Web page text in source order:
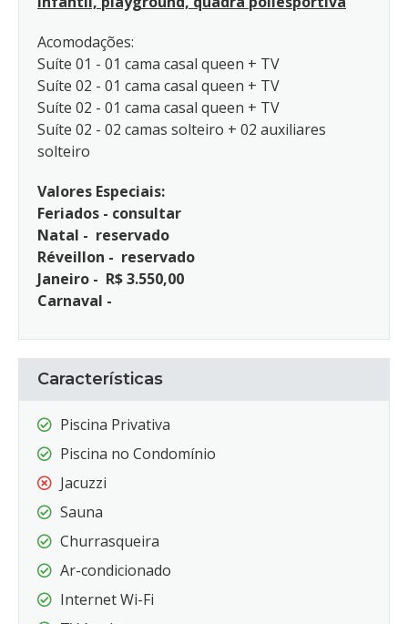
Acomodações:
Suíte 01 - 01 cama casal queen + TV
Suíte 02 - 01 cama casal queen + TV
Suíte 02 - 01 cama casal queen + TV
Suíte 02 - 02 camas solteiro + 02 auxiliares
solteiro
Valores Especiais:
Feriados - consultar
Natal - reservado
Réveillon - reservado
Janeiro - R$ 3.550,00
Carnaval -
Características
Piscina Privativa
Piscina no Condomínio
Jacuzzi
Sauna
Churrasqueira
Ar-condicionado
Internet Wi-Fi